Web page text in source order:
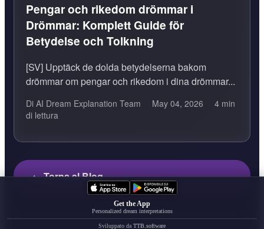
Pengar och rikedom drömmar i
Drömmar: Komplett Guide för
Betydelse och Tolkning
[SV] Upptäck de dolda betydelserna bakom
drömmar om pengar och rikedom i dina drömmar...
Di AI Dream Explanation Team May 04, 2026
4 min
di lettura
← Torna al Blog
Get the App
Personalized dream interpretations
Sviluppato da TTB.software